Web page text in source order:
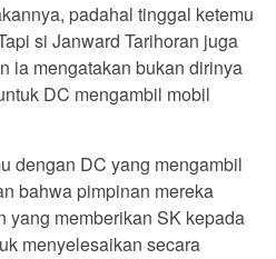
padahal tinggal ketemu
si Janward Tarihoran juga
ia mengatakan bukan dirinya
DC mengambil mobil
dengan DC yang mengambil
bahwa pimpinan mereka
yang memberikan SK kepada
menyelesaikan secara